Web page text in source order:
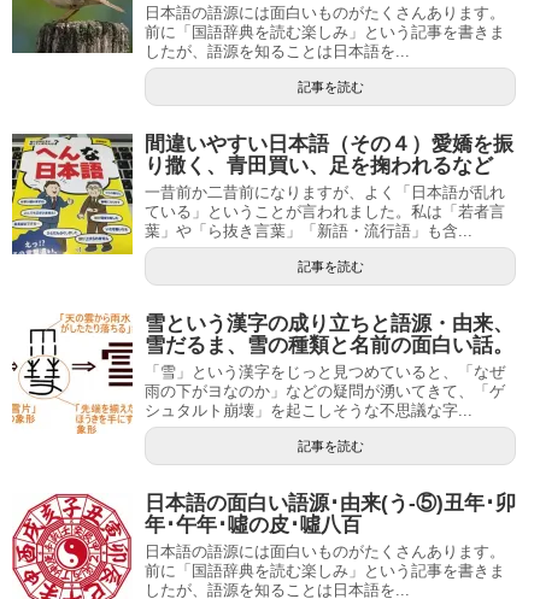
日本語の語源には面白いものがたくさんあります。
前に「国語辞典を読む楽しみ」という記事を書きま
したが、語源を知ることは日本語を...
記事を読む
間違いやすい日本語（その４）愛嬌を振
り撒く、青田買い、足を掬われるなど
一昔前か二昔前になりますが、よく「日本語が乱れ
ている」ということが言われました。私は「若者言
葉」や「ら抜き言葉」「新語・流行語」も含...
記事を読む
雪という漢字の成り立ちと語源・由来、
雪だるま、雪の種類と名前の面白い話。
「雪」という漢字をじっと見つめていると、「なぜ
雨の下がヨなのか」などの疑問が湧いてきて、「ゲ
シュタルト崩壊」を起こしそうな不思議な字...
記事を読む
日本語の面白い語源･由来(う-⑤)丑年･卯
年･午年･噓の皮･噓八百
日本語の語源には面白いものがたくさんあります。
前に「国語辞典を読む楽しみ」という記事を書きま
したが、語源を知ることは日本語を...